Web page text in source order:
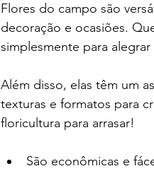
Flores do campo são
decoração e ocasiões.
simplesmente para
Além disso, elas têm um
texturas e formatos para
floricultura para arrasar!
São econômicas e